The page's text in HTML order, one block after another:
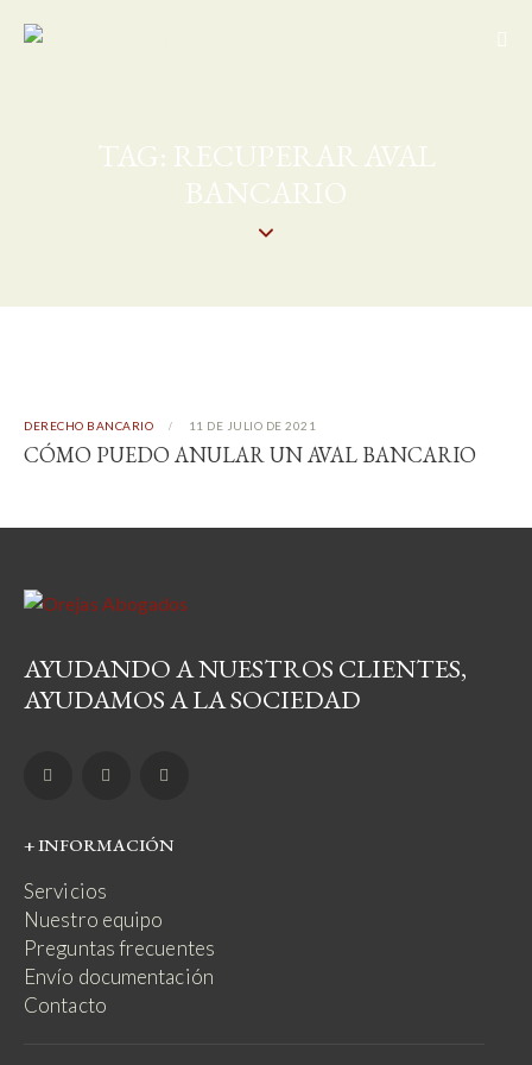
TAG: RECUPERAR AVAL
BANCARIO
DERECHO BANCARIO 11 DE JULIO DE 2021
CÓMO PUEDO ANULAR UN AVAL BANCARIO
AYUDANDO A NUESTROS CLIENTES,
AYUDAMOS A LA SOCIEDAD
+ INFORMACIÓN
Servicios
Nuestro equipo
Preguntas frecuentes
Envío documentación
Contacto